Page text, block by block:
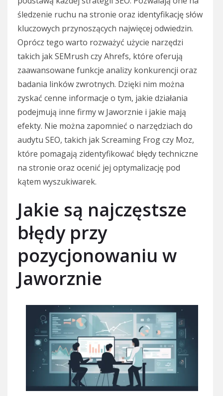
śledzenie ruchu na stronie oraz identyfikację słów
kluczowych przynoszących najwięcej odwiedzin.
Oprócz tego warto rozważyć użycie narzędzi
takich jak SEMrush czy Ahrefs, które oferują
zaawansowane funkcje analizy konkurencji oraz
badania linków zwrotnych. Dzięki nim można
zyskać cenne informacje o tym, jakie działania
podejmują inne firmy w Jaworznie i jakie mają
efekty. Nie można zapomnieć o narzędziach do
audytu SEO, takich jak Screaming Frog czy Moz,
które pomagają zidentyfikować błędy techniczne
na stronie oraz ocenić jej optymalizację pod
kątem wyszukiwarek.
Jakie są najczęstsze
błędy przy
pozycjonowaniu w
Jaworznie